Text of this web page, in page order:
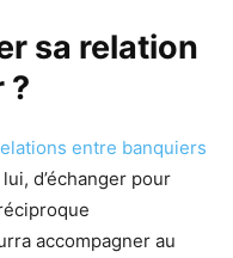
sa relation
?
entre banquiers
d’échanger pour
accompagner au